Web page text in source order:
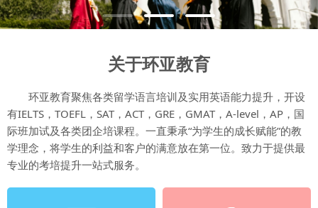
关于环亚教育
环亚教育聚焦各类留学语言培训及实用英语能力提升，开设
有IELTS，TOEFL，SAT，ACT，GRE，GMAT，A-level，AP，国
际班加试及各类团企培课程。一直秉承“为学生的成长赋能”的教
学理念，将学生的利益和客户的满意放在第一位。致力于提供最
专业的考培提升一站式服务。